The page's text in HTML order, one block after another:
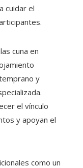
cuidar el
cuna en
y
el vínculo
y apoyan el
como un